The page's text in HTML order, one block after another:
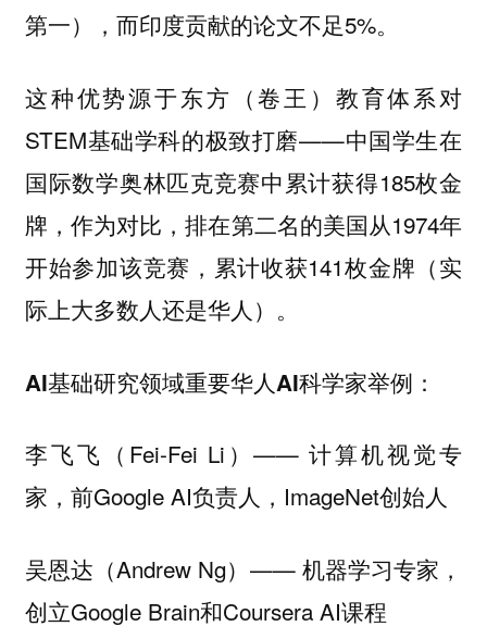
第一），而印度贡献的论文不足5%。
这种优势源于东方（卷王）教育体系对
STEM基础学科的极致打磨——中国学生在
国际数学奥林匹克竞赛中累计获得185枚金
牌，作为对比，排在第二名的美国从1974年
开始参加该竞赛，累计收获141枚金牌（实
际上大多数人还是华人）。
AI基础研究领域重要华人AI科学家举例：
李飞飞（Fei-Fei Li）—— 计算机视觉专
家，前Google AI负责人，ImageNet创始人
吴恩达（Andrew Ng）—— 机器学习专家，
创立Google Brain和Coursera AI课程